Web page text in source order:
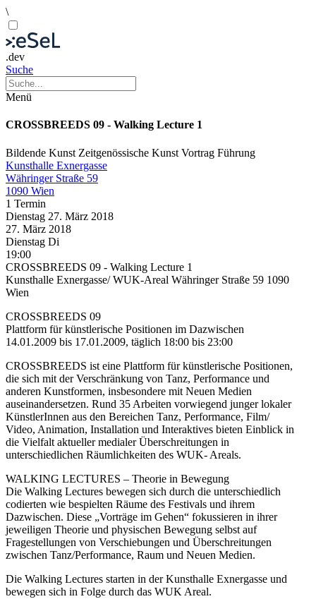
\
.dev
Suche
Menü
CROSSBREEDS 09 - Walking Lecture 1
Bildende Kunst Zeitgenössische Kunst Vortrag Führung
Kunsthalle Exnergasse
Währinger Straße 59
1090 Wien
1 Termin
Dienstag 27. März 2018
27. März 2018
Dienstag Di
19:00
CROSSBREEDS 09 - Walking Lecture 1
Kunsthalle Exnergasse/ WUK-Areal Währinger Straße 59 1090
Wien
CROSSBREEDS 09
Plattform für künstlerische Positionen im Dazwischen
14.01.2009 bis 17.01.2009, täglich 18:00 bis 23:00
CROSSBREEDS ist eine Plattform für künstlerische Positionen,
die sich mit der Verschränkung von Tanz, Performance und
anderen Kunstformen, insbesondere mit Neuen Medien
auseinandersetzen. Rund 35 Arbeiten vorwiegend junger lokaler
KünstlerInnen aus den Bereichen Tanz, Performance, Film/
Video, Animation, Installation und Interaktives bieten Einblick in
die Vielfalt aktueller medialer Überschreitungen in
unterschiedlichen Räumlichkeiten des WUK- Areals.
WALKING LECTURES – Theorie in Bewegung
Die Walking Lectures bewegen sich durch die unterschiedlich
codierten wie bespielten Räume des Festivals und ihrem
Dazwischen. Diese „Vorträge im Gehen“ fokussieren in ihrer
jeweiligen Theorie und physischen Bewegung selbst auf
Fragestellungen von Verschiebungen und Überschreitungen
zwischen Tanz/Performance, Raum und Neuen Medien.
Die Walking Lectures starten in der Kunsthalle Exnergasse und
bewegen sich in Folge durch das WUK Areal.